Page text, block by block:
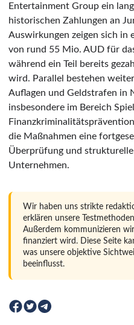
Entertainment Group ein
historischen Zahlungen an
Auswirkungen zeigen sich in
von rund 55 Mio. AUD für
während ein Teil bereits
wird. Parallel bestehen
Auflagen und Geldstrafen in
insbesondere im Bereich
die Maßnahmen eine
Überprüfung und strukturelle
Unternehmen.
Wir haben uns strikte
erklären unsere
Außerdem kommunizieren
finanziert wird. Diese Seite
was unsere objektive
beeinflusst.